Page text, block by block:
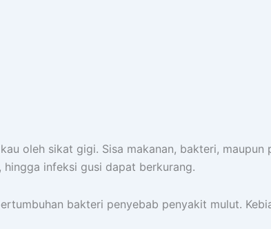
oleh sikat gigi. Sisa makanan, bakteri,
infeksi gusi dapat berkurang.
bakteri penyebab penyakit mulut.